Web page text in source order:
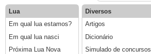
Lua
Em qual lua estamos?
Em qual lua nasci
Próxima Lua Nova
Diversos
Artigos
Dicionário
Simulado de concursos